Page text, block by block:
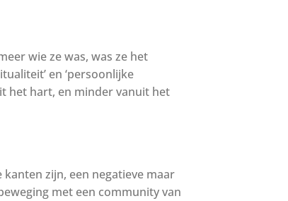
wie ze was, was ze het
en ‘persoonlijke
het hart, en minder vanuit het
zijn, een negatieve maar
met een community van